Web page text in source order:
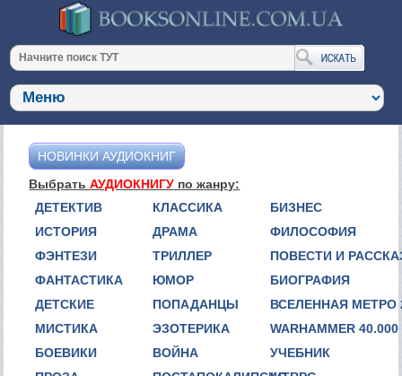
НОВИНКИ АУДИОКНИГ
ВыбратьАУДИОКНИГУ по жанру:
ДЕТЕКТИВ
ИСТОРИЯ
ФЭНТЕЗИ
ФАНТАСТИКА
ДЕТСКИЕ
МИСТИКА
БОЕВИКИ
КЛАССИКА
ДРАМА
ТРИЛЛЕР
ЮМОР
ПОПАДАНЦЫ
ЭЗОТЕРИКА
ВОЙНА
БИЗНЕС
ФИЛОСОФИЯ
ПОВЕСТИ И
БИОГРАФИЯ
ВСЕЛЕННАЯ МЕТРО
WARHAMMER 40.000
УЧЕБНИК